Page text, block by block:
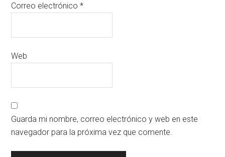
Correo electrónico*
Web
Guarda mi nombre, correo electrónico y web en este
navegador para la próxima vez que comente.